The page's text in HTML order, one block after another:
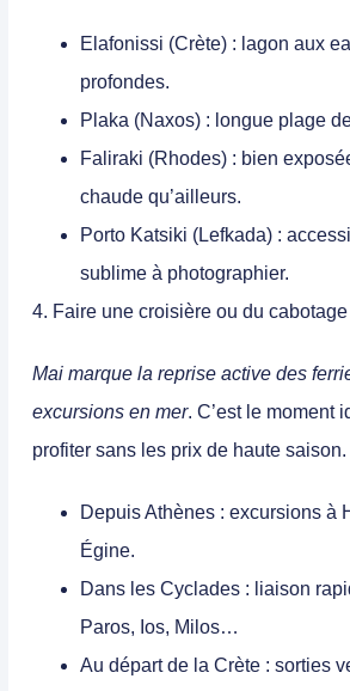
Elafonissi (Crète) : lagon aux
profondes.
Plaka (Naxos) : longue plage
Faliraki (Rhodes) : bien
chaude qu’ailleurs.
Porto Katsiki (Lefkada) :
sublime à photographier.
4. Faire une croisière ou du
Mai marque la reprise active des
excursions en mer. C’est le moment
profiter sans les prix de haute saison.
Depuis Athènes : excursions à
Égine.
Dans les Cyclades : liaison
Paros, Ios, Milos…
Au départ de la Crète : sorties